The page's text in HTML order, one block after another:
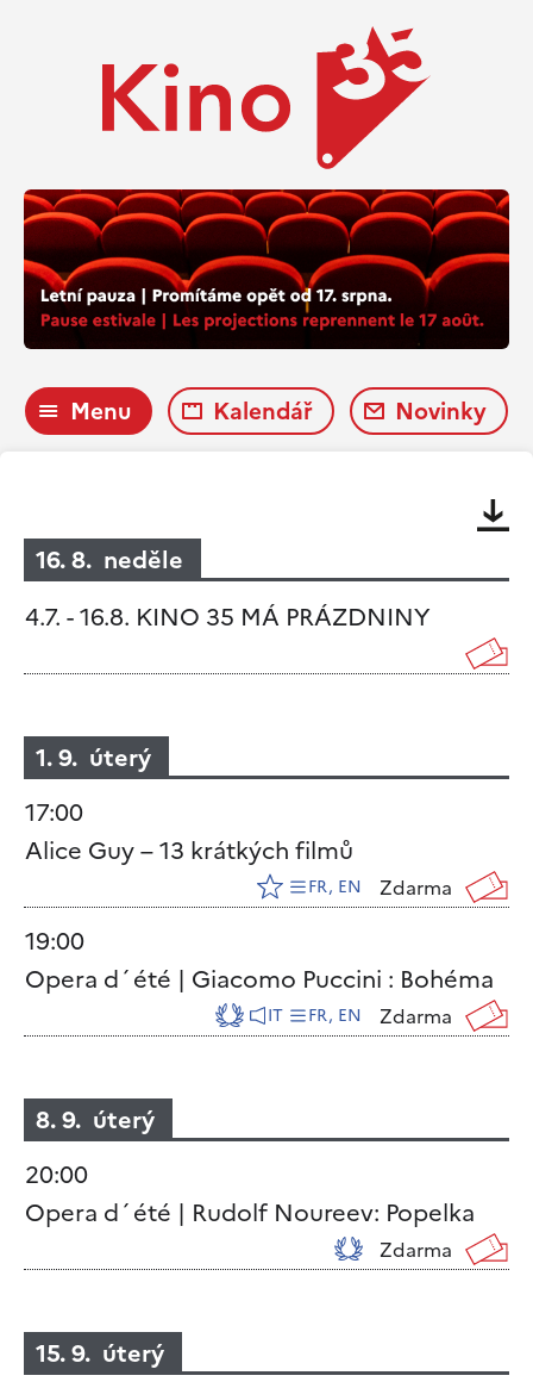
Menu Kalendář Novinky
16. 8. neděle
4.7. - 16.8. KINO 35 MÁ PRÁZDNINY
1. 9. úterý
17:00
Alice Guy – 13 krátkých filmů
FR, EN Zdarma
19:00
Opera d´été | Giacomo Puccini : Bohéma
IT FR, EN Zdarma
8. 9. úterý
20:00
Opera d´été | Rudolf Noureev: Popelka
Zdarma
15. 9. úterý